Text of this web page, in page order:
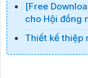
[Free
cho Hội đồng
Thiết kế thiệp